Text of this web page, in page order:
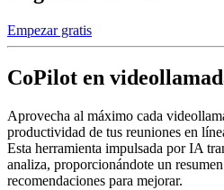
Empezar gratis
CoPilot en
Aprovecha al máximo cada
productividad de tus reuniones en
Esta herramienta impulsada por IA
analiza, proporcionándote un
recomendaciones para mejorar.